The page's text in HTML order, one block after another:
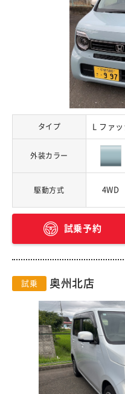
タイプ L ファ
外装カラー
駆動方式 4WD
試乗予約
試乗 奥州北店